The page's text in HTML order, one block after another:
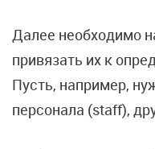
Далее необходимо
привязать их к
Пусть, например,
персонала (staff),